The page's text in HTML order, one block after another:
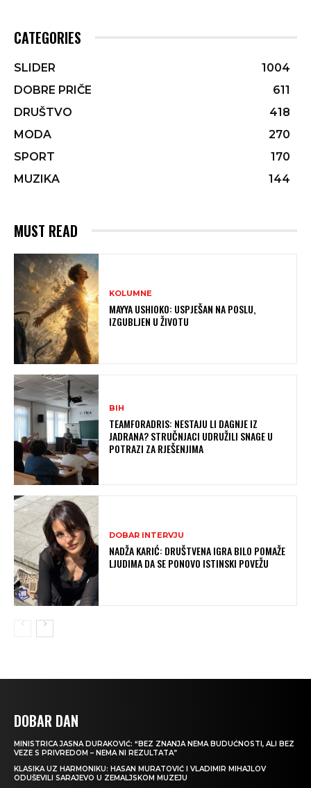
CATEGORIES
SLIDER
1004
DOBRE PRIČE
611
DRUŠTVO
418
MODA
270
SPORT
170
MUZIKA
144
MUST READ
KOLUMNE
MAYYA USHIOKO: USPJEŠAN NA POSLU,
IZGUBLJEN U ŽIVOTU
BIH
TEAMFORADRIS: NESTAJU LI DAGNJE IZ
JADRANA? STRUČNJACI UDRUŽILI SNAGE U
POTRAZI ZA RJEŠENJIMA
DOBAR INTERVJU
NADŽA KARIĆ: DRUŠTVENA IGRA BILO POMAŽE
LJUDIMA DA SE PONOVO ISTINSKI POVEŽU
DOBAR DAN
MINISTRICA JASNA DURAKOVIĆ: “BEZ ZNANJA NEMA BUDUĆNOSTI, ALI BEZ
VEZE S PRIVREDOM – NEMA NI REZULTATA”
KLASIKA UZ HARMONIKU: HASAN MURATOVIĆ I VLADIMIR MIHAJLOV
ODUŠEVILI SARAJEVO U ZEMALJSKOM MUZEJU